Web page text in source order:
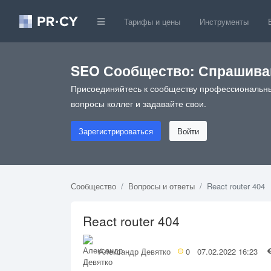
Тарифы и цены Инструменты
SEO Сообщество:
Присоединяйтесь к сообществу
вопросы коллег и задавайте свои.
Зарегистрироваться Войти
Сообщество Вопросы и ответы React router 404
React router 404
Александр Девятко 0 07.02.2022 16:23